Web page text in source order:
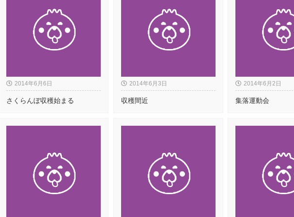
2014年6月6日
さくらんぼ収穫始まる
2014年6月3日
収穫間近
2014年6月2日
集落運動会